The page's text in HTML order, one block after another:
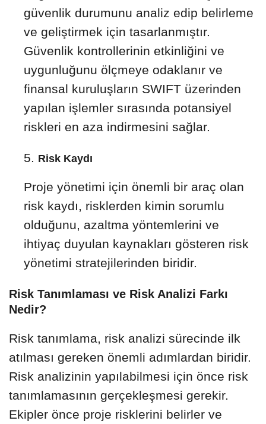
güvenlik durumunu analiz edip belirleme
ve geliştirmek için tasarlanmıştır.
Güvenlik kontrollerinin etkinliğini ve
uygunluğunu ölçmeye odaklanır ve
finansal kuruluşların SWIFT üzerinden
yapılan işlemler sırasında potansiyel
riskleri en aza indirmesini sağlar.
Risk Kaydı
Proje yönetimi için önemli bir araç olan
risk kaydı, risklerden kimin sorumlu
olduğunu, azaltma yöntemlerini ve
ihtiyaç duyulan kaynakları gösteren risk
yönetimi stratejilerinden biridir.
Risk Tanımlaması ve Risk Analizi Farkı
Nedir?
Risk tanımlama, risk analizi sürecinde ilk
atılması gereken önemli adımlardan biridir.
Risk analizinin yapılabilmesi için önce risk
tanımlamasının gerçekleşmesi gerekir.
Ekipler önce proje risklerini belirler ve